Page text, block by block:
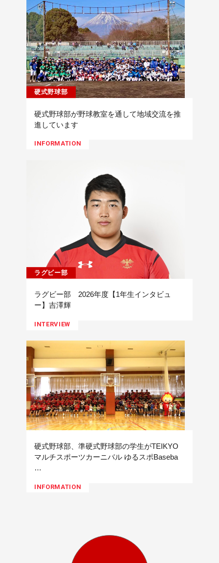
硬式野球部
硬式野球部が野球教室を通して地域交流を推
進しています
INFORMATION
ラグビー部
ラグビー部 2026年度【1年生インタビュ
ー】吉澤輝
INTERVIEW
硬式野球部、準硬式野球部の学生がTEIKYO
マルチスポーツカーニバル ゆるスポBaseba
…
INFORMATION